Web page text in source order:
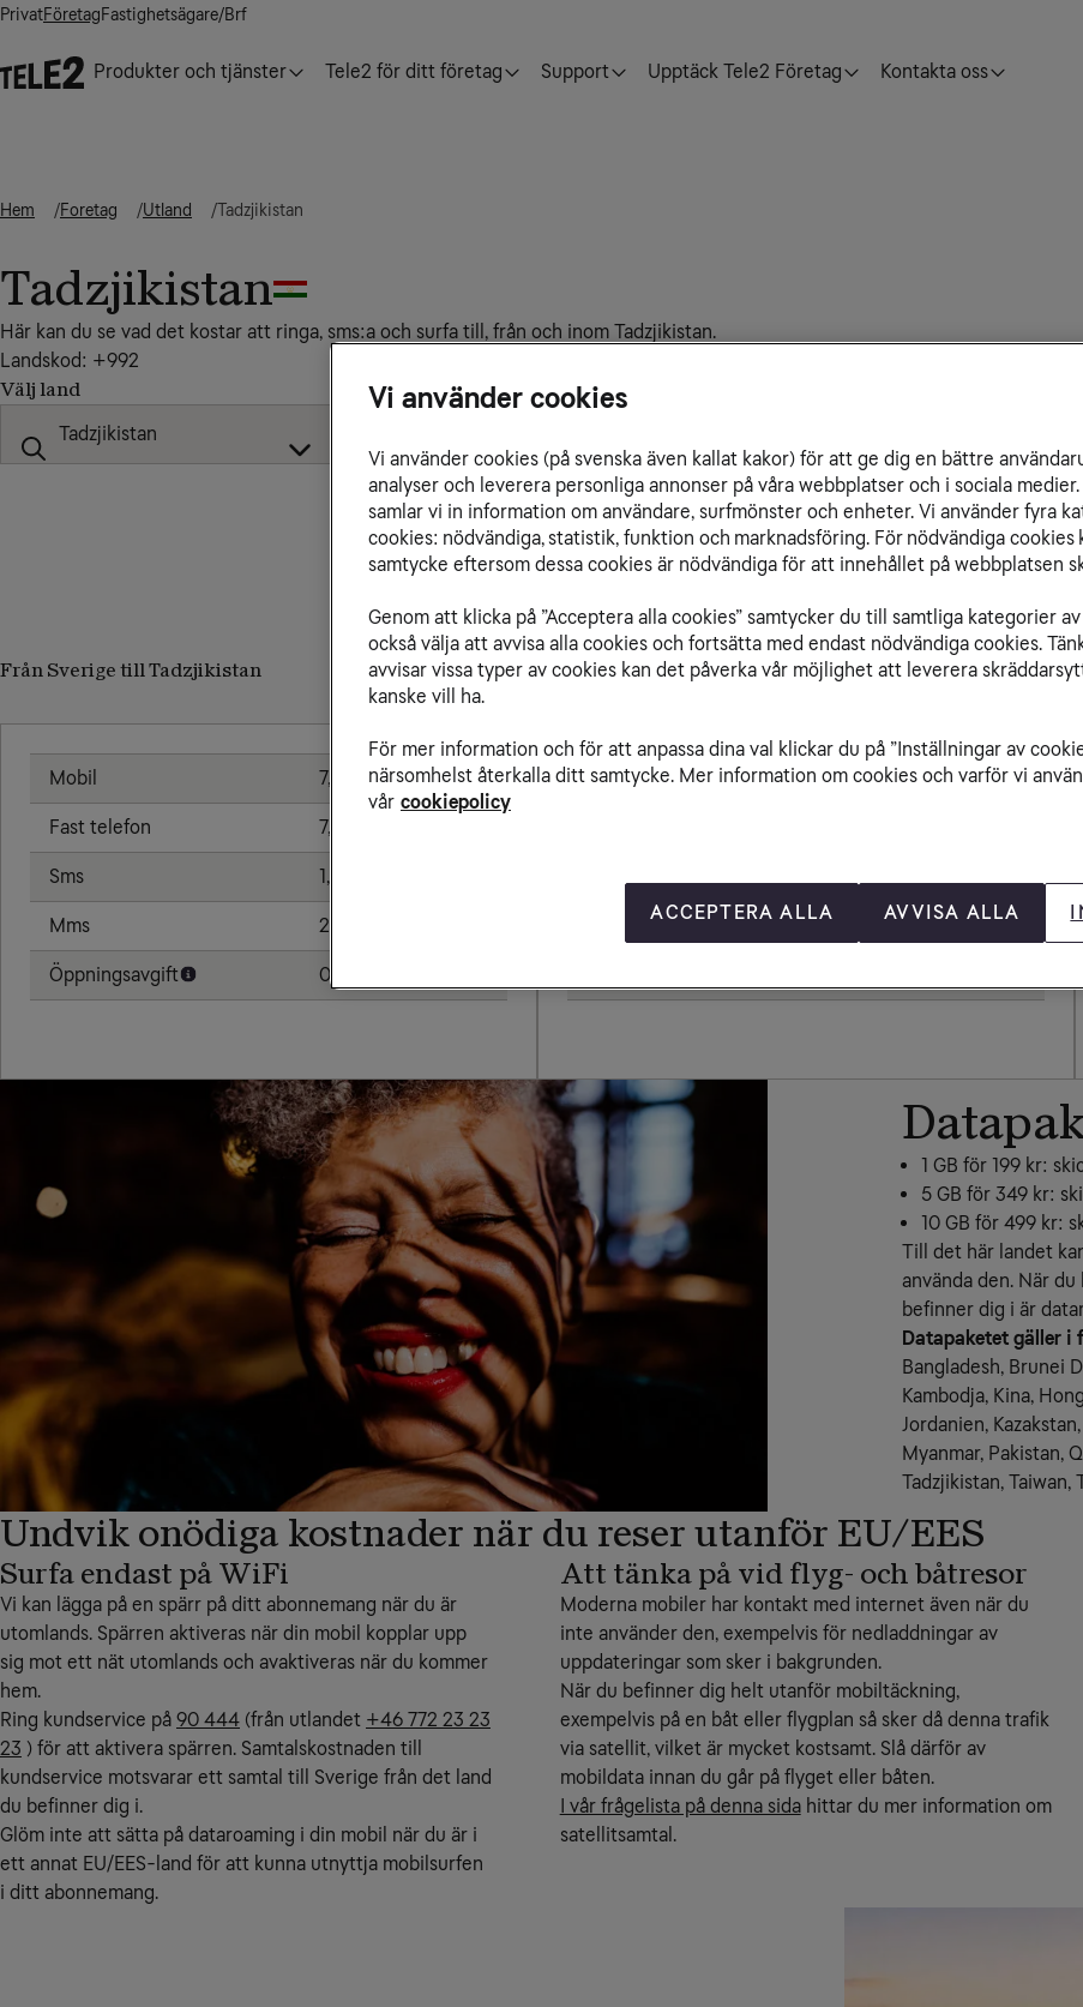
PrivatFöretagFastighetsägare/Brf
Produkter och tjänster Tele2 för ditt företag Support Upptäck Tele2 Företag Kontakta oss
Hem Foretag Utland Tadzjikistan
Tadzjikistan
Här kan du se vad det kostar att ringa, sms:a och surfa till, från och inom Tadzjikistan.
Landskod: +992
Välj land
Från Sverige till Tadzjikistan
Mobil 7,00 kr/min
Fast telefon 7,00 kr/min
Sms 1,91 kr
Mms 2,39 kr
Öppningsavgift 0,79 kr
Från Tadzjikistan till
Ringa samtal 20,00 kr/min
8,80 kr
1 GB för 199 kr:
5 GB för 349 kr:
10 GB för 499 kr:
Till det här landet
använda den. När
befinner dig i är
Datapaketet gäller i
Bangladesh, Brunei
Kambodja, Kina,
Jordanien,
Myanmar, Pakistan,
Tadzjikistan, Taiwan,
Undvik onödiga kostnader när du reser utanför EU/EES
Surfa endast på WiFi
Vi kan lägga på en spärr på ditt abonnemang när du är
utomlands. Spärren aktiveras när din mobil kopplar upp
sig mot ett nät utomlands och avaktiveras när du kommer
hem.
Ring kundservice på 90 444 (från utlandet +46 772 23 23
23 ) för att aktivera spärren. Samtalskostnaden till
kundservice motsvarar ett samtal till Sverige från det land
du befinner dig i.
Glöm inte att sätta på dataroaming i din mobil när du är i
ett annat EU/EES-land för att kunna utnyttja mobilsurfen
i ditt abonnemang.
Att tänka på vid flyg- och båtresor
Moderna mobiler har kontakt med internet även när du
inte använder den, exempelvis för nedladdningar av
uppdateringar som sker i bakgrunden.
När du befinner dig helt utanför mobiltäckning,
exempelvis på en båt eller flygplan så sker då denna trafik
via satellit, vilket är mycket kostsamt. Slå därför av
mobildata innan du går på flyget eller båten.
I vår frågelista på denna sidahittar du mer information om
satellitsamtal.
Vi använder cookies
Vi använder cookies (på svenska även kallat kakor) för att ge dig en bättre
analyser och leverera personliga annonser på våra webbplatser och i sociala
samlar vi in information om användare, surfmönster och enheter. Vi använder fyra
cookies: nödvändiga, statistik, funktion och marknadsföring. För nödvändiga
samtycke eftersom dessa cookies är nödvändiga för att innehållet på webbplatsen
Genom att klicka på ”Acceptera alla cookies” samtycker du till samtliga kategorier
också välja att avvisa alla cookies och fortsätta med endast nödvändiga cookies.
avvisar vissa typer av cookies kan det påverka vår möjlighet att leverera
kanske vill ha.
För mer information och för att anpassa dina val klickar du på ”Inställningar av
närsomhelst återkalla ditt samtycke. Mer information om cookies och varför vi
vår cookiepolicy
ACCEPTERA ALLA AVVISA ALLA